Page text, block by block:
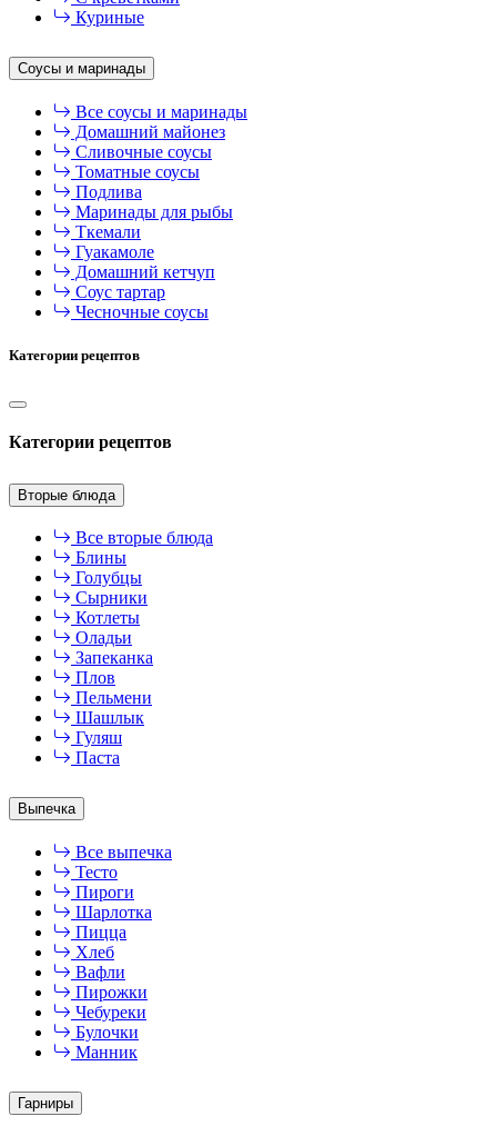
Куриные
Соусы и маринады
Все соусы и маринады
Домашний майонез
Сливочные соусы
Томатные соусы
Подлива
Маринады для рыбы
Ткемали
Гуакамоле
Домашний кетчуп
Соус тартар
Чесночные соусы
Категории рецептов
Категории рецептов
Вторые блюда
Все вторые блюда
Блины
Голубцы
Сырники
Котлеты
Оладьи
Запеканка
Плов
Пельмени
Шашлык
Гуляш
Паста
Выпечка
Все выпечка
Тесто
Пироги
Шарлотка
Пицца
Хлеб
Вафли
Пирожки
Чебуреки
Булочки
Манник
Гарниры